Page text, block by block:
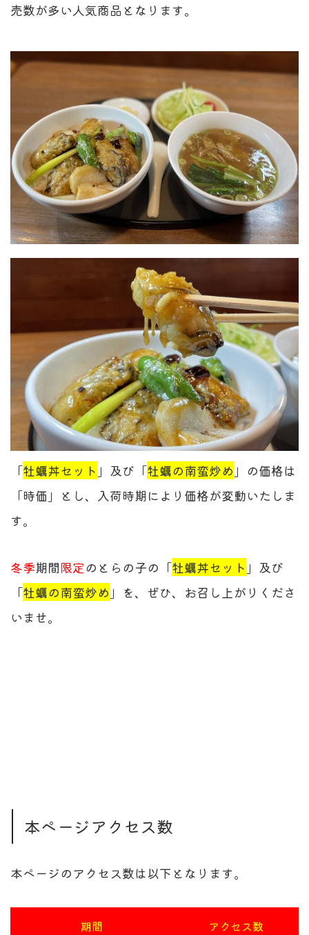
売数が多い人気商品となります。
「牡蠣丼セット 」及び「牡蠣の南蛮炒め 」の価格は
「時価」とし、入荷時期により価格が変動いたしま
す。
冬季期間限定のとらの子の「牡蠣丼セット 」及び
「牡蠣の南蛮炒め 」を、ぜひ、お召し上がりくださ
いませ。
本ページアクセス数
本ページのアクセス数は以下となります。
期間 アクセス数